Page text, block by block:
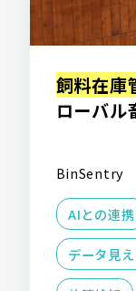
飼料在庫
ローバル
BinSentry
AIとの連携
データ見